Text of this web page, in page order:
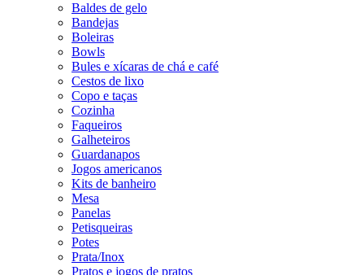
Baldes de gelo
Bandejas
Boleiras
Bowls
Bules e xícaras de chá e café
Cestos de lixo
Copo e taças
Cozinha
Faqueiros
Galheteiros
Guardanapos
Jogos americanos
Kits de banheiro
Mesa
Panelas
Petisqueiras
Potes
Prata/Inox
Pratos e jogos de pratos